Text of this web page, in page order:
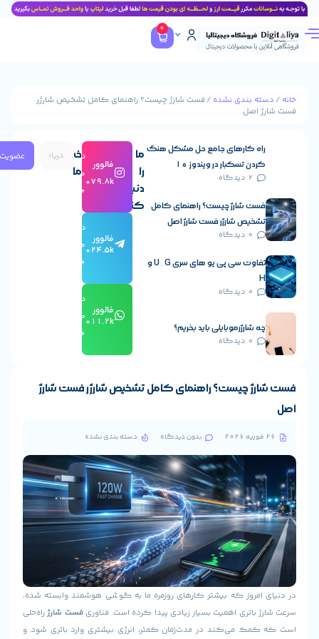
نشده/ فست شارژ چیست؟ راهنمای کامل تشخیص شارژر
چیست؟ راهنمای کامل تشخیص شارژر فست شارژ
بدون دیدگاه دسته بندی نشده
که بیشتر کارهای روزمره ما به گوشی هوشمند وابسته شده،
اهمیت بسیار زیادی پیدا کرده است. فناوریفست شارژ راه‌حلی
می‌کند در مدت‌زمان کمتر، انرژی بیشتری وارد باتری شود و
کارهای جامع حل مشکل هنگ
تسکبار در ویندوز ۱۰
شارژ چیست؟ راهنمای کامل
شارژر فست شارژ اصل
تفاوت سی پی یو های سری U , G و
باید بخریم؟
ما
را
کنید
فالوور
دنبال
کردن
+
+
11.2k+
خبرنامه
ما
عضویت